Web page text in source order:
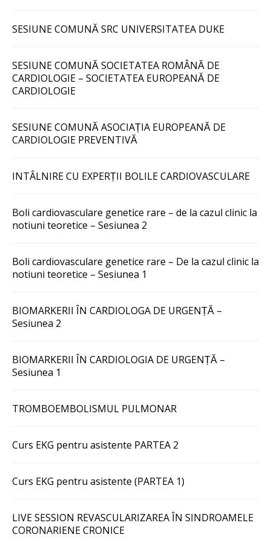
SESIUNE COMUNĂ SRC UNIVERSITATEA DUKE
SESIUNE COMUNĂ SOCIETATEA ROMÂNĂ DE
CARDIOLOGIE – SOCIETATEA EUROPEANĂ DE
CARDIOLOGIE
SESIUNE COMUNĂ ASOCIAȚIA EUROPEANĂ DE
CARDIOLOGIE PREVENTIVĂ
INTÂLNIRE CU EXPERȚII BOLILE CARDIOVASCULARE
Boli cardiovasculare genetice rare – de la cazul clinic la
notiuni teoretice – Sesiunea 2
Boli cardiovasculare genetice rare – De la cazul clinic la
notiuni teoretice – Sesiunea 1
BIOMARKERII ÎN CARDIOLOGA DE URGENȚĂ –
Sesiunea 2
BIOMARKERII ÎN CARDIOLOGIA DE URGENȚĂ –
Sesiunea 1
TROMBOEMBOLISMUL PULMONAR
Curs EKG pentru asistente PARTEA 2
Curs EKG pentru asistente (PARTEA 1)
LIVE SESSION REVASCULARIZAREA ÎN SINDROAMELE
CORONARIENE CRONICE